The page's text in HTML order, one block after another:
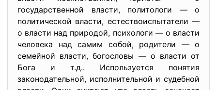
государственной власти, политологи — о
политической власти, естествоиспытатели —
о власти над природой, психологи — о власти
человека над самим собой, родители — о
семейной власти, богословы — о власти от
Бога и т.д.. Используется понятия
законодательной, исполнительной и судебной